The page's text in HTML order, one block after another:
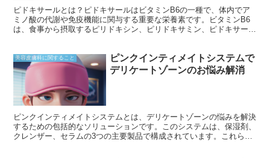
ピドキサールとは？ピドキサールはビタミンB6の一種で、体内でア
ミノ酸の代謝や免疫機能に関与する重要な栄養素です。ビタミンB6
は、食事から摂取するピリドキシン、ピリドキサミン、ピドキサール
のため、サプリメントなどではピドキサールが使用されることが一般
的です。
美容皮膚科に関すること
ピンクインティメイトシステムで
デリケートゾーンのお悩み解消
ピンクインティメイトシステムとは、デリケートゾーンの悩みを解決
するための包括的なソリューションです。このシステムは、保湿剤、
クレンザー、セラムの3つの主要製品で構成されています。これら